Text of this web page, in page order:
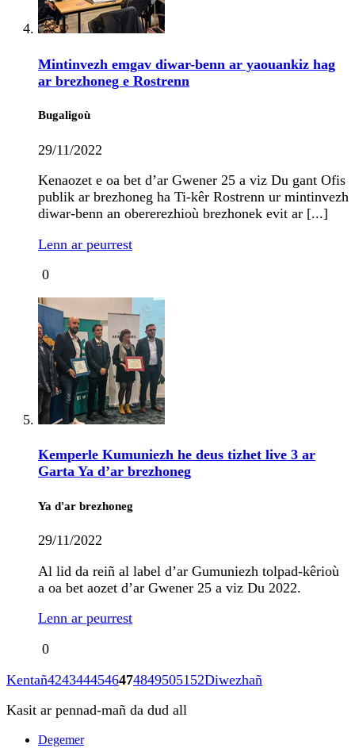
Mintinvezh emgav diwar-benn ar yaouankiz hag
ar brezhoneg e Rostrenn
Bugaligoù
29/11/2022
Kenaozet e oa bet d’ar Gwener 25 a viz Du gant Ofis
publik ar brezhoneg ha Ti-kêr Rostrenn ur mintinvezh
diwar-benn an obererezhioù brezhonek evit ar [...]
Lenn ar peurrest
0
Kemperle Kumuniezh he deus tizhet live 3 ar
Garta Ya d’ar brezhoneg
Ya d'ar brezhoneg
29/11/2022
Al lid da reiñ al label d’ar Gumuniezh tolpad-kêrioù
a oa bet aozet d’ar Gwener 25 a viz Du 2022.
Lenn ar peurrest
0
Kentañ42434445464748495051 52Diwezhañ
Kasit ar pennad-mañ da dud all
Degemer